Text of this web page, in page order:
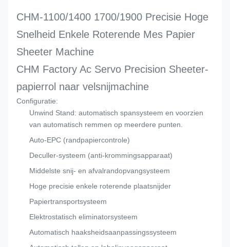
CHM-1100/1400 1700/1900 Precisie Hoge
Snelheid Enkele Roterende Mes Papier
Sheeter Machine
CHM Factory Ac Servo Precision Sheeter-
papierrol naar velsnijmachine
Configuratie:
Unwind Stand: automatisch spansysteem en voorzien
van automatisch remmen op meerdere punten.
Auto-EPC (randpapiercontrole)
Deculler-systeem (anti-krommingsapparaat)
Middelste snij- en afvalrandopvangsysteem
Hoge precisie enkele roterende plaatsnijder
Papiertransportsysteem
Elektrostatisch eliminatorsysteem
Automatisch haaksheidsaanpassingssysteem